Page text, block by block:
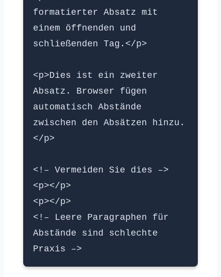
formatierter Absatz mit
einem öffnenden und
schließenden Tag.</p>
<p>Dies ist ein zweiter
Absatz. Browser fügen
automatisch Abstände
zwischen den Absätzen hinzu.
</p>
<!– Vermeiden Sie dies –>
<p></p>
<p></p>
<!– Leere Paragraphen für
Abstände sind schlechte
Praxis –>